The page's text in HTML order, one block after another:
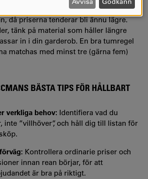
på om det kan vara värt att vänta
då priserna tenderar bli ännu lägre.
tänk på material som håller längre
in i din garderob. En bra tumregel
matchas med minst tre (gärna fem)
BÄSTA TIPS FÖR HÅLLBART
verkliga behov: Identifiera vad du
inte ”villhöver”, och håll dig till listan för
Kontrollera ordinarie priser och
innan rean börjar, för att
är bra på riktigt.